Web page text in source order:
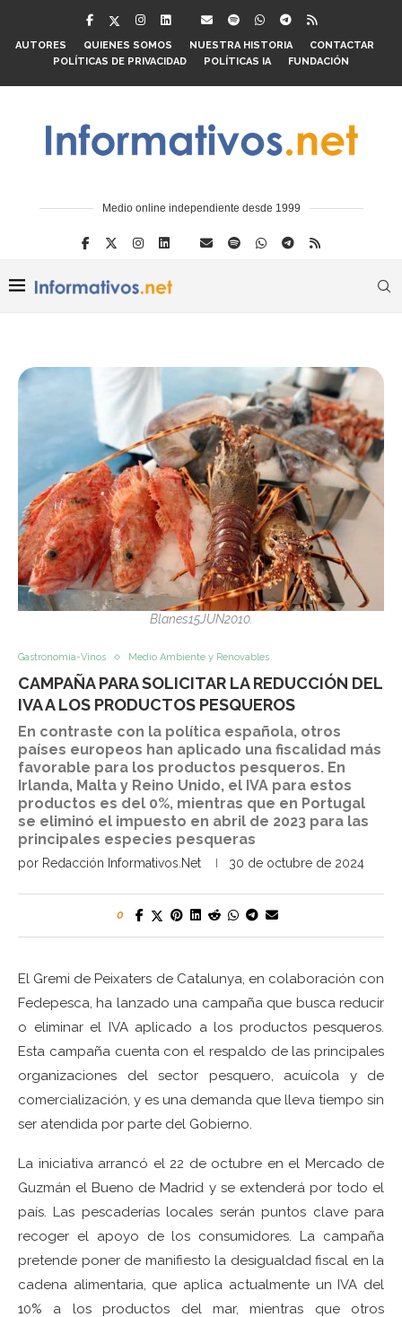
AUTORES QUIENES SOMOS NUESTRA HISTORIA
CONTACTAR
POLÍTICAS DE PRIVACIDAD
POLÍTICAS IA FUNDACIÓN
Medio online independiente desde 1999
Blanes15JUN2010.
Gastronomia-Vinos Medio Ambiente y Renovables
CAMPAÑA PARA SOLICITAR LA REDUCCIÓN DEL
IVA A LOS PRODUCTOS PESQUEROS
En contraste con la política española, otros
países europeos han aplicado una fiscalidad más
favorable para los productos pesqueros. En
Irlanda, Malta y Reino Unido, el IVA para estos
productos es del 0%, mientras que en Portugal
se eliminó el impuesto en abril de 2023 para las
principales especies pesqueras
por Redacción Informativos.Net 30 de octubre de 2024
0
El Gremi de Peixaters de Catalunya, en colaboración con
Fedepesca, ha lanzado una campaña que busca reducir
o eliminar el IVA aplicado a los productos pesqueros.
Esta campaña cuenta con el respaldo de las principales
organizaciones del sector pesquero, acuícola y de
comercialización, y es una demanda que lleva tiempo sin
ser atendida por parte del Gobierno.
La iniciativa arrancó el 22 de octubre en el Mercado de
Guzmán el Bueno de Madrid y se extenderá por todo el
país. Las pescaderías locales serán puntos clave para
recoger el apoyo de los consumidores. La campaña
pretende poner de manifiesto la desigualdad fiscal en la
cadena alimentaria, que aplica actualmente un IVA del
10% a los productos del mar, mientras que otros